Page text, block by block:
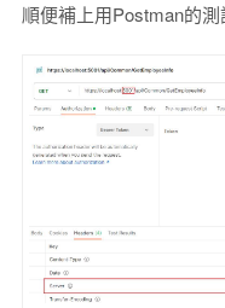
順便補上用Postman的